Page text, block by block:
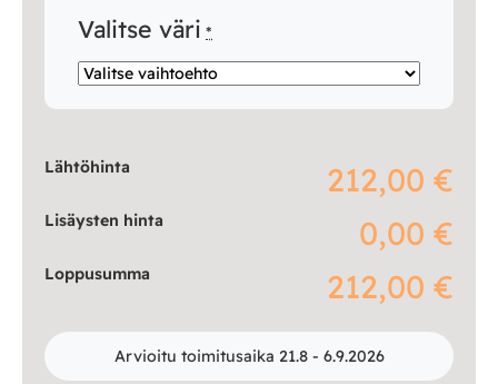
Valitse väri *
Lähtöhinta 212,00 €
Lisäysten hinta 0,00 €
Loppusumma 212,00 €
Arvioitu toimitusaika 21.8 - 6.9.2026